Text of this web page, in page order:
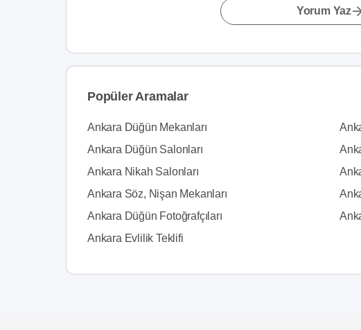
Yorum Yaz
Popüler Aramalar
Ankara Düğün Mekanları
Ankara Düğün Salonları
Ankara Nikah Salonları
Ankara Söz, Nişan Mekanları
Ankara Düğün Fotoğrafçıları
Ankara Evlilik Teklifi